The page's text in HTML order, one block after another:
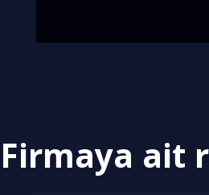
Firmaya ait